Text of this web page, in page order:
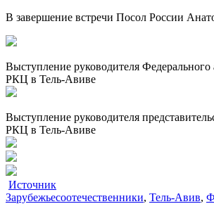
В завершение встречи Посол России
Выступление руководителя
РКЦ в Тель-Авиве
Выступление руководителя
РКЦ в Тель-Авиве
Источник
Зарубежьесоотечественники, Тель-Авив,